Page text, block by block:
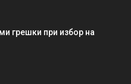
грешки при избор на